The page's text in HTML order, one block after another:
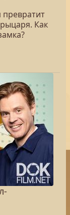
превратит
Как